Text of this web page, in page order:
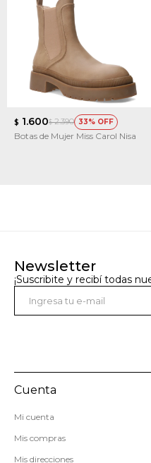
$ 1.600$ 2.390 33
Botas de Mujer Miss Carol Nisa
Newsletter
¡Suscribite y recibí todas
Cuenta
Mi cuenta
Mis compras
Mis direcciones